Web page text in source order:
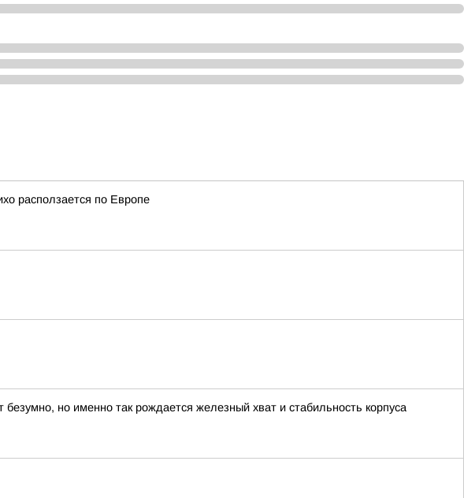
расползается по Европе
но именно так рождается железный хват и стабильность корпуса